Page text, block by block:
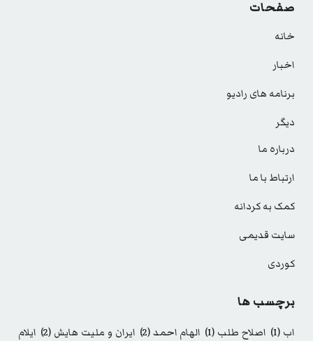
صفحات
خانه
اخبار
برنامه های رادیو
دیگر
درباره ما
ارتباط با ما
کمک به کردانه
سایت قدیمی
کوردی
برچسب ها
اب (1) اصلاح طلب (1) الهام احمد(2) ایران و ملیت هایش (2)
ایلام